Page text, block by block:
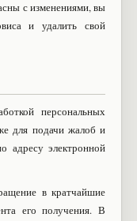
с изменениями, вы
и удалить свой
персональных
для подачи жалоб и
адресу электронной
в кратчайшие
его получения. В